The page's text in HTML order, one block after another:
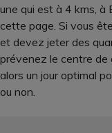
une qui est à 4 kms, à
cette page. Si vous
et devez jeter des
prévenez le centre de
alors un jour optimal
ou non.